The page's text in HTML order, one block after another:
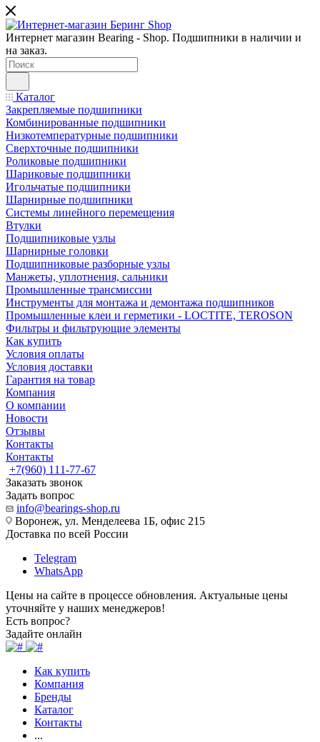
Интернет магазин Bearing - Shop. Подшипники в наличии и
на заказ.
Каталог
Закрепляемые подшипники
Комбинированные подшипники
Низкотемпературные подшипники
Сверхточные подшипники
Роликовые подшипники
Шариковые подшипники
Игольчатые подшипники
Шарнирные подшипники
Системы линейного перемещения
Втулки
Подшипниковые узлы
Шарнирные головки
Подшипниковые разборные узлы
Манжеты, уплотнения, сальники
Промышленные трансмиссии
Инструменты для монтажа и демонтажа подшипников
Промышленные клеи и герметики - LOCTITE, TEROSON
Фильтры и фильтрующие элементы
Как купить
Условия оплаты
Условия доставки
Гарантия на товар
Компания
О компании
Новости
Отзывы
Контакты
Контакты
+7(960) 111-77-67
Заказать звонок
Задать вопрос
info@bearings-shop.ru
Воронеж, ул. Менделеева 1Б, офис 215
Доставка по всей России
Telegram
WhatsApp
Цены на сайте в процессе обновления. Актуальные цены
уточняйте у наших менеджеров!
Есть вопрос?
Задайте онлайн
Как купить
Компания
Бренды
Каталог
Контакты
...